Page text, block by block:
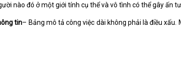
nào đó ở một giới tính cụ thể và vô tình có thể gây ấn
tin– Bảng mô tả công việc dài không phải là điều